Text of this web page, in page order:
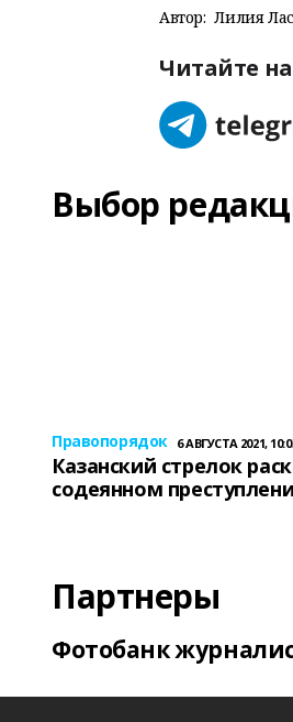
Автор: Лилия
Читайте
Выбор
Правопорядок 6 АВГУСТА 2021,
Казанский стрелок
содеянном
Партнеры
Фотобанк